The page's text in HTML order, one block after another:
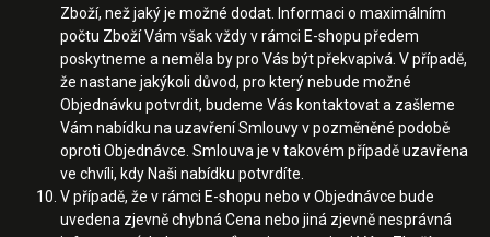
Zboží, než jaký je možné dodat. Informaci o maximálním
počtu Zboží Vám však vždy v rámci E-shopu předem
poskytneme a neměla by pro Vás být překvapivá. V případě,
že nastane jakýkoli důvod, pro který nebude možné
Objednávku potvrdit, budeme Vás kontaktovat a zašleme
Vám nabídku na uzavření Smlouvy v pozměněné podobě
oproti Objednávce. Smlouva je v takovém případě uzavřena
ve chvíli, kdy Naši nabídku potvrdíte.
V případě, že v rámci E-shopu nebo v Objednávce bude
uvedena zjevně chybná Cena nebo jiná zjevně nesprávná